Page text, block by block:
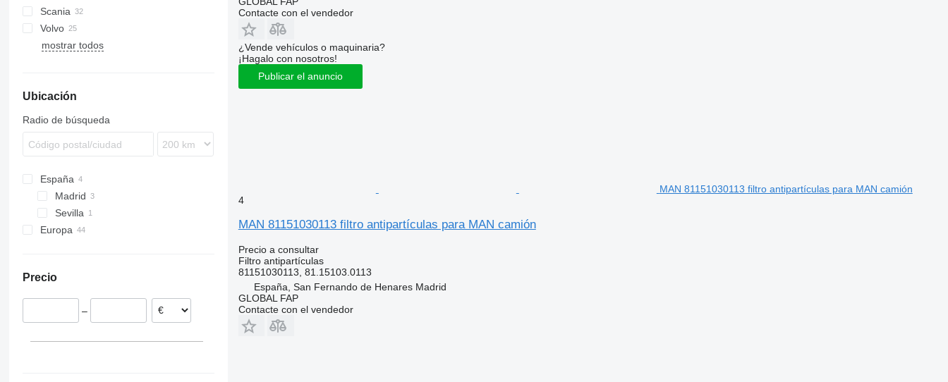
XF
XG
S-Way
Stralis
Trakker
A20
A21
A23
KAT
Lion's series
TGL
TGX
A-Class
Actros
Antos
Axor
Travego
Unimog
Scania
R-series
Golf
Passat
Volvo
FH
mostrar todos
Ubicación
Radio de búsqueda
España
Madrid
Sevilla
Europa
Países Bajos
Estonia
Precio
–
Contacte con el vendedor
¿Vende vehículos o maquinaria?
¡Hagalo con nosotros!
Publicar el anuncio
MAN 81151030113 filtro antipartículas para MAN camión
4
MAN 81151030113 filtro antipartículas para MAN camión
Precio a consultar
Filtro antipartículas
81151030113, 81.15103.0113
España, San Fernando de Henares Madrid
GLOBAL FAP
Contacte con el vendedor